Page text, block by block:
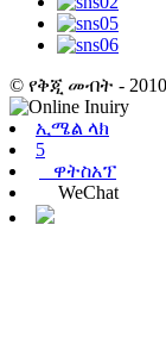
© የቅጂ መብት -
ኢሜል ላክ
5
ዋትስአፕ
WeChat